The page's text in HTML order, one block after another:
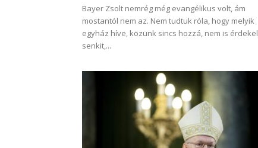
Bayer Zsolt nemrég még evangélikus volt, ám
mostantól nem az. Nem tudtuk róla, hogy melyik
egyház híve, közünk sincs hozzá, nem is érdekel
senkit,...